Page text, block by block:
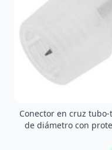
Conector en cruz
de diámetro con